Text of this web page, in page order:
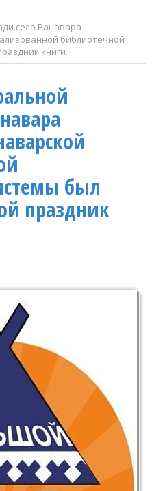
села Ванавара
библиотечной
книги.
был
праздник